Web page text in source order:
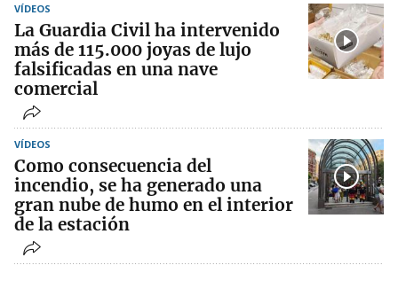
VÍDEOS
La Guardia Civil ha intervenido
más de 115.000 joyas de lujo
falsificadas en una nave
comercial
VÍDEOS
Como consecuencia del
incendio, se ha generado una
gran nube de humo en el interior
de la estación